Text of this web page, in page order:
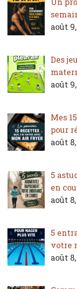
août
Des
août
Mes
pour
août
5
en
août
5
votre
août